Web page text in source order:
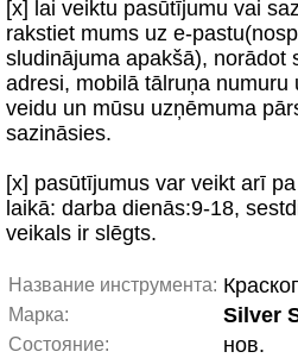
[x] lai veiktu pasūtījumu vai
rakstiet mums uz e-
sludinājuma apakšā), norādot
adresi, mobilā tālruņa numuru
veidu un mūsu uzņēmuma
sazināsies.
[x] pasūtījumus var veikt arī
laikā: darba dienās:9-18,
veikals ir slēgts.
Название инструмента:
Марка: Silver
Состояние: нов.